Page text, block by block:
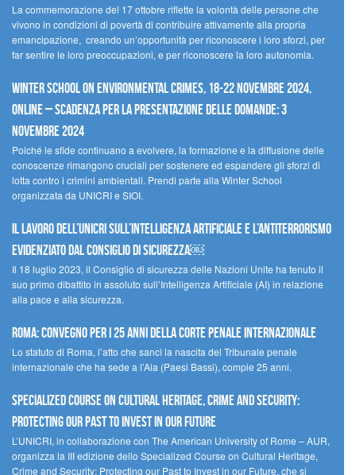
La commemorazione del 17 ottobre riflette la volontà delle persone che
vivono in condizioni di povertà di contribuire attivamente alla propria
emancipazione, creando un’opportunità per riconoscere i loro sforzi, per
far sentire le loro preoccupazioni, e per riconoscere la loro autonomia.
Winter School on Environmental Crimes, 18-22 novembre 2024,
Online – Scadenza per la presentazione delle domande: 3
novembre 2024
Poiché le sfide continuano a evolvere, la formazione e la diffusione delle
conoscenze rimangono cruciali per sostenere ed espandere gli sforzi di
lotta contro i crimini ambientali. Prendi parte alla Winter School
organizzata da UNICRI e SIOI.
Il lavoro dell’UNICRI sull’intelligenza artificiale e l’antiterrorismo
evidenziato dal Consiglio di Sicurezza￼
Il 18 luglio 2023, il Consiglio di sicurezza delle Nazioni Unite ha tenuto il
suo primo dibattito in assoluto sull’Intelligenza Artificiale (AI) in relazione
alla pace e alla sicurezza.
Roma: convegno per i 25 anni della Corte penale internazionale
Lo statuto di Roma, l’atto che sancì la nascita del Tribunale penale
internazionale che ha sede a l’Aia (Paesi Bassi), compie 25 anni.
Specialized Course on Cultural Heritage, Crime and Security:
Protecting our Past to Invest in our Future
L’UNICRI, in collaborazione con The American University of Rome – AUR,
organizza la III edizione dello Specialized Course on Cultural Heritage,
Crime and Security: Protecting our Past to Invest in our Future, che si